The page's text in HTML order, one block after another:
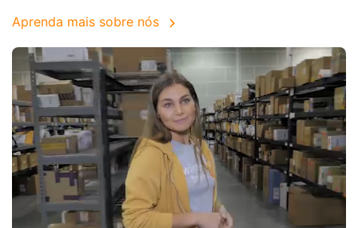
Aprenda mais sobre nós